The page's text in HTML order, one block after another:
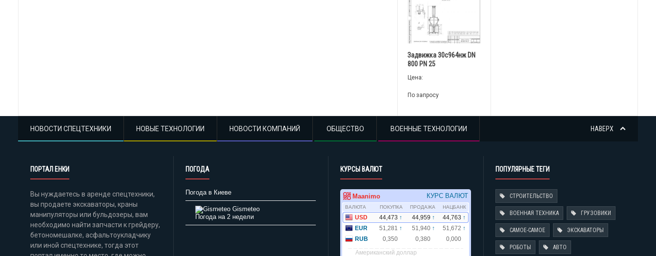
Задвижка 30с964нж DN
800 PN 25
Цена:
По запросу
НАВЕРХ
НОВОСТИ СПЕЦТЕХНИКИ НОВЫЕ ТЕХНОЛОГИИ НОВОСТИ КОМПАНИЙ ОБЩЕСТВО ВОЕННЫЕ ТЕХНОЛОГИИ
ПОРТАЛ ЕНКИ
Вы нуждаетесь в аренде спецтехники,
вы продаете экскаваторы, краны
манипуляторы или бульдозеры, вам
необходимо найти запчасти к грейдеру,
бетономешалке, асфальтоукладчику
или иной спецтехнике, тогда этот
ПОГОДА
Погода в Киеве
Gismeteo
Погода на 2 недели
КУРСЫ ВАЛЮТ ПОПУЛЯРНЫЕ ТЕГИ
СТРОИТЕЛЬСТВО
ВОЕННАЯ ТЕХНИКА ГРУЗОВИКИ
САМОЕ-САМОЕ ЭКСКАВАТОРЫ
РОБОТЫ АВТО